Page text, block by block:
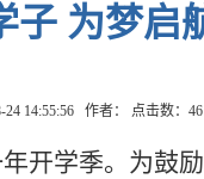
子 为梦启
24 14:55:56 作者： 点击数： 46
开学季。为鼓